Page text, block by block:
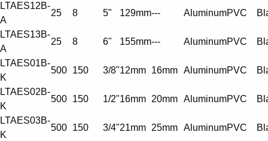
LTAES12B-
A
25 8 5" 129mm--- AluminumPVC
LTAES13B-
A
25 8 6" 155mm--- AluminumPVC
LTAES01B-
K
500 150 3/8"12mm 16mm AluminumPVC
LTAES02B-
K
500 150 1/2"16mm 20mm AluminumPVC
LTAES03B-
K
500 150 3/4"21mm 25mm AluminumPVC